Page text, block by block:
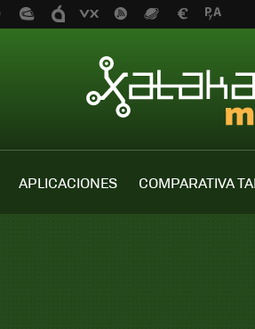
APLICACIONES COMPARATIVA